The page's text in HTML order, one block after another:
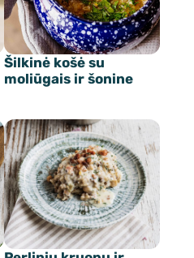
Šilkinė košė su
moliūgais ir šonine